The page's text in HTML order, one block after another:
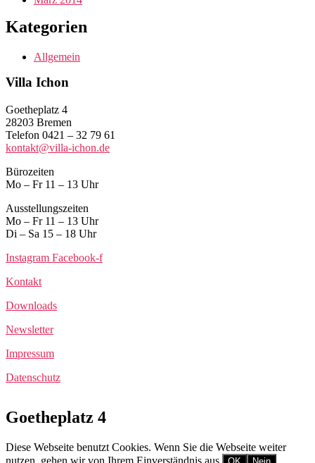
Kategorien
Allgemein
Villa Ichon
Goetheplatz 4
28203 Bremen
Telefon 0421 – 32 79 61
kontakt@villa-ichon.de
Bürozeiten
Mo – Fr 11 – 13 Uhr
Ausstellungszeiten
Mo – Fr 11 – 13 Uhr
Di – Sa 15 – 18 Uhr
Instagram Facebook-f
Kontakt
Downloads
Newsletter
Impressum
Datenschutz
Goetheplatz 4
Diese Webseite benutzt Cookies. Wenn Sie die Webseite weiter
nutzen, gehen wir von Ihrem Einverständnis aus.